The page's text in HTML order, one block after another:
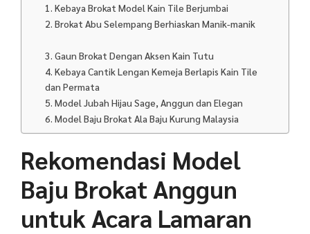
1. Kebaya Brokat Model Kain Tile Berjumbai
2. Brokat Abu Selempang Berhiaskan Manik-manik
3. Gaun Brokat Dengan Aksen Kain Tutu
4. Kebaya Cantik Lengan Kemeja Berlapis Kain Tile
dan Permata
5. Model Jubah Hijau Sage, Anggun dan Elegan
6. Model Baju Brokat Ala Baju Kurung Malaysia
Rekomendasi Model
Baju Brokat Anggun
untuk Acara Lamaran